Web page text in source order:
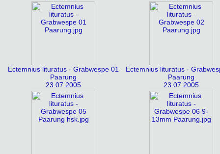
Ectemnius lituratus - Grabwespe 01
Paarung
23.07.2005
Ectemnius lituratus -
Paarung
23.07.2005